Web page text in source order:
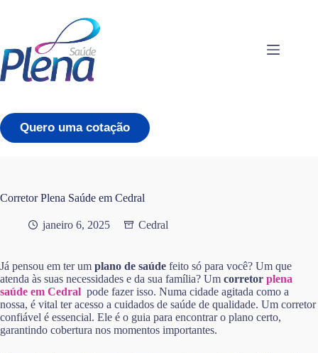
conteúdo
Quero uma cotação
Corretor Plena Saúde em Cedral
janeiro 6, 2025 Cedral
Já pensou em ter um plano de saúde feito só para você? Um que
atenda às suas necessidades e da sua família? Um corretor plena
saúde em Cedral pode fazer isso. Numa cidade agitada como a
nossa, é vital ter acesso a cuidados de saúde de qualidade. Um corretor
confiável é essencial. Ele é o guia para encontrar o plano certo,
garantindo cobertura nos momentos importantes.